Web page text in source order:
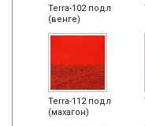
Terra-102 подл
(венге)
Terra-112 подл
(махагон)